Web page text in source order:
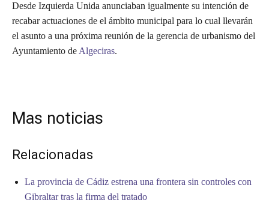
Desde Izquierda Unida anunciaban igualmente su intención de
recabar actuaciones de el ámbito municipal para lo cual llevarán
el asunto a una próxima reunión de la gerencia de urbanismo del
Ayuntamiento deAlgeciras.
Mas noticias
Relacionadas
La provincia de Cádiz estrena una frontera sin controles con
Gibraltar tras la firma del tratado